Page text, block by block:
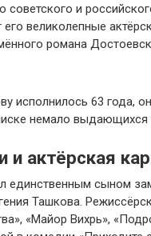
советского и
великолепные
романа
исполнилось 63 года,
немало выдающихся
актёрская
сыном
Ташкова.
«Майор Вихрь»,